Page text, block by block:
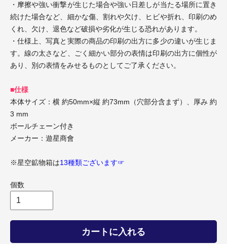
・摩擦や強い衝撃が生じた場合や強い日差しが当たる場所に置き
続けた場合など、細かな傷、割れや欠け、ヒビや折れ、印刷のめ
くれ、欠け、退色など破損や劣化が生じる恐れがあります。
・仕様上、写真と実際の商品の印刷の出方に多少の違いが生じま
す。線の太さなど、ごく細かい部分の表情は印刷の出方に個性が
あり、別の表情をみせるものとしてご了承ください。
■仕様
本体サイズ：横 約50mm×縦 約73mm（穴部分含まず）、厚み 約
3 mm
ボールチェーン付き
メーカー：遊星商會
※星空鉱物箱は13種類ございます☞
個数
カートに入れる